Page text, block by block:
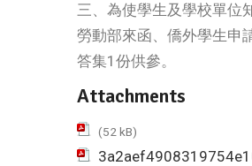
三、為使學生及學校單位
勞動部來函、僑外學生申
答集1份供參。
Attachments
(52 kB)